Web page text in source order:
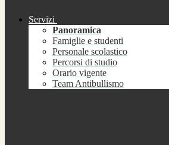
Servizi
Panoramica
Famiglie e studenti
Personale scolastico
Percorsi di studio
Orario vigente
Team Antibullismo